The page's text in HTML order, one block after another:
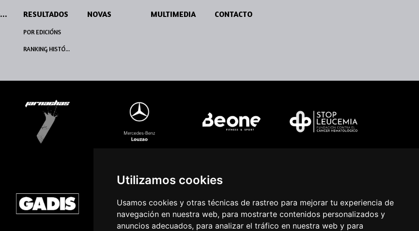
Utilizamos cookies
Usamos cookies y otras técnicas de rastreo para mejorar tu experiencia de
navegación en nuestra web, para mostrarte contenidos personalizados y
anuncios adecuados, para analizar el tráfico en nuestra web y para
PERCORRIDOS RESULTADOS
POR EDICIÓNS
RANKING HISTÓRICO
NOVAS MULTIMEDIA CONTACTO